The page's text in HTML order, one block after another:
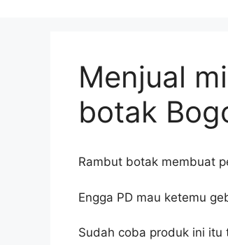
Menjual
botak
Rambut botak membuat
Engga PD mau ketemu
Sudah coba produk ini itu